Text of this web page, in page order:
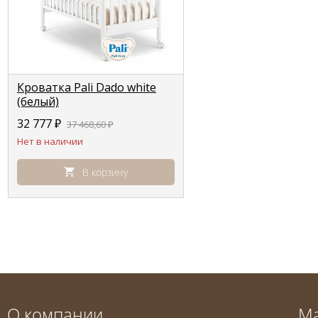
Кроватка Pali Dado white
(белый)
32 777₽ 37 468,60₽
Нет в наличии
В корзину